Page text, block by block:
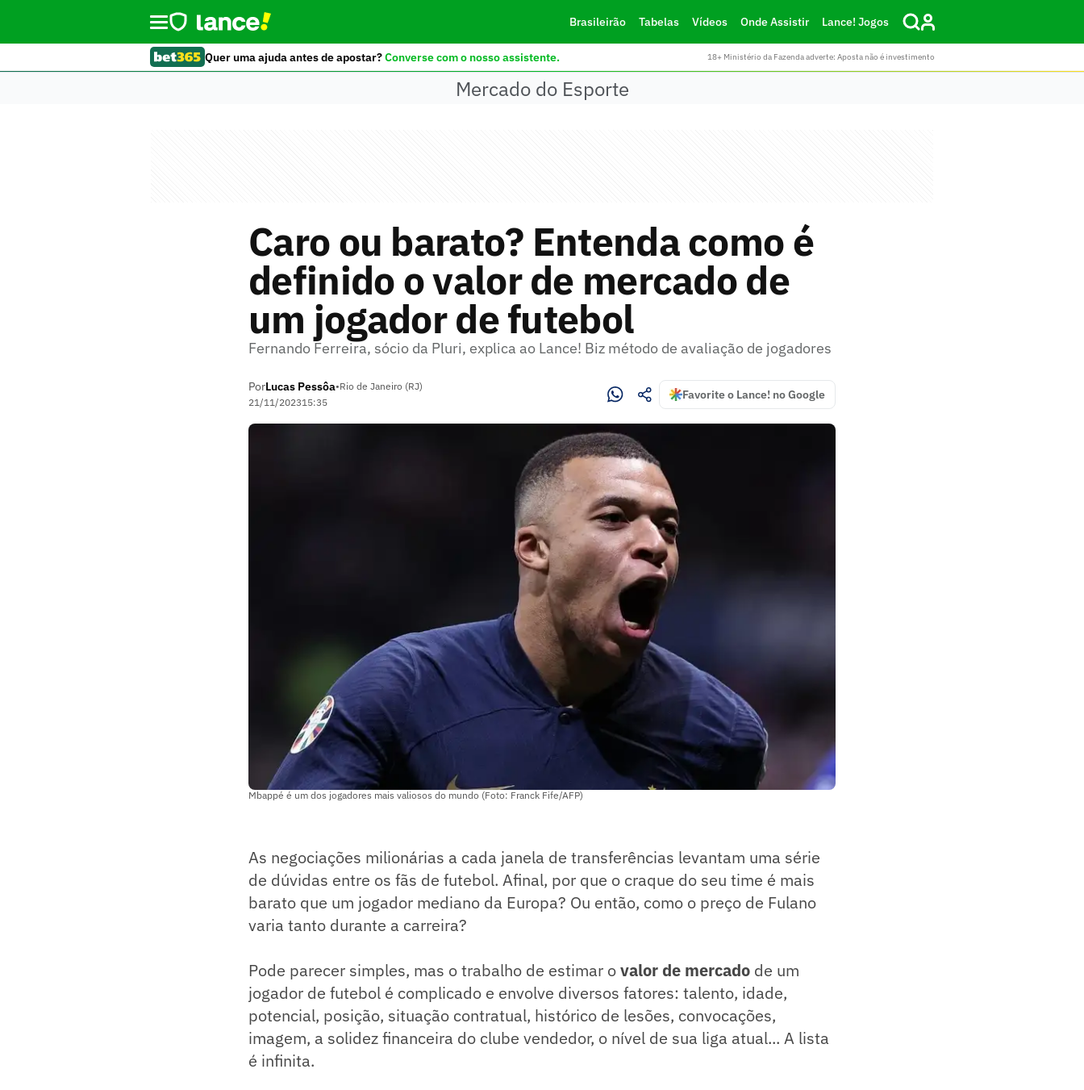
Brasileirão Tabelas Vídeos Onde Assistir Lance! Jogos
Quer uma ajuda antes de apostar?Converse com o nosso assistente. 18+ Ministério da Fazenda adverte: Aposta não é investimento
Mercado do Esporte
Caro ou barato? Entenda como é
definido o valor de mercado de
um jogador de futebol
Fernando Ferreira, sócio da Pluri, explica ao Lance! Biz método de avaliação de jogadores
PorLucas Pessôa•Rio de Janeiro (RJ)
21/11/202315:35
Favorite o Lance! no Google
Mbappé é um dos jogadores mais valiosos do mundo (Foto: Franck Fife/AFP)
As negociações milionárias a cada janela de transferências levantam uma série
de dúvidas entre os fãs de futebol. Afinal, por que o craque do seu time é mais
barato que um jogador mediano da Europa? Ou então, como o preço de Fulano
varia tanto durante a carreira?
Pode parecer simples, mas o trabalho de estimar ovalor de mercado de um
jogador de futebol é complicado e envolve diversos fatores: talento, idade,
potencial, posição, situação contratual, histórico de lesões, convocações,
imagem, a solidez financeira do clube vendedor, o nível de sua liga atual... A lista
é infinita.